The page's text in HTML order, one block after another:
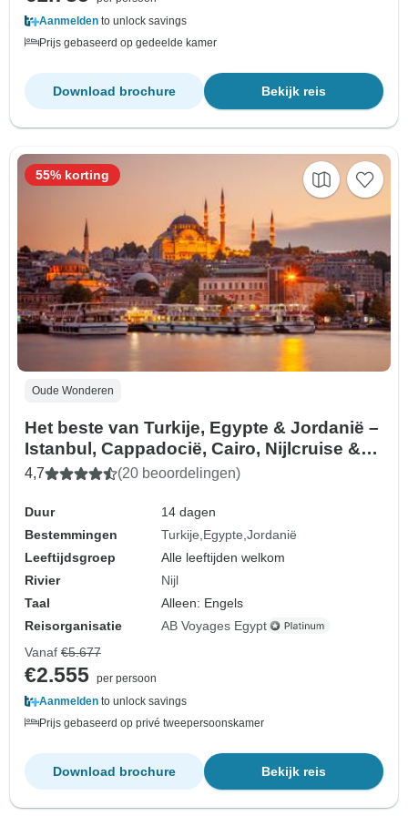
Aanmelden to unlock savings
Prijs gebaseerd op gedeelde kamer
Bekijk reis
Download brochure
Oude Wonderen
Het beste van Turkije, Egypte & Jordanië –
Istanbul, Cappadocië, Cairo, Nijlcruise &
Petra – incl. alle vluchten
4,7 (20 beoordelingen)
Duur
14 dagen
Bestemmingen
Turkije Egypte Jordanië
Leeftijdsgroep
Alle leeftijden welkom
Rivier
Nijl
Taal
Alleen: Engels
Reisorganisatie
AB Voyages Egypt
55% korting
Vanaf €5.677
€2.555 per persoon
Aanmelden to unlock savings
Prijs gebaseerd op privé tweepersoonskamer
Bekijk reis
Download brochure